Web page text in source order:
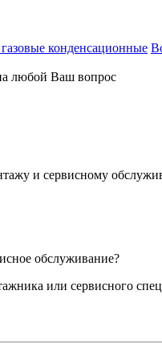
конденсационные
любой Ваш вопрос
и сервисному
обслуживание?
или сервисного